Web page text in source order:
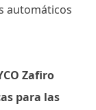
automáticos
Zafiro
para las